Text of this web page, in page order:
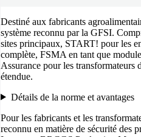
Destiné aux fabricants
système reconnu par la GFSI.
sites principaux, START! pour les
complète, FSMA en tant que
Assurance pour les transformateurs
étendue.
Détails de la norme et avantages
Pour les fabricants et les
reconnu en matière de sécurité des